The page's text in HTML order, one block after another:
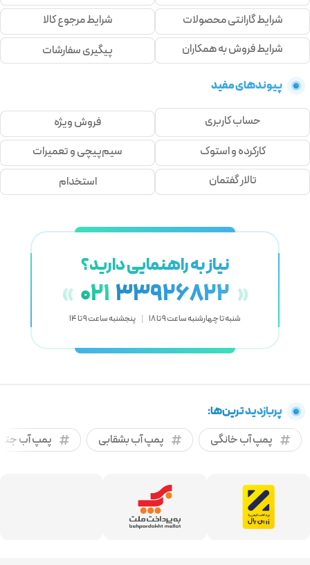
شرایط گارانتی محصولات
شرایط مرجوع کالا
شرایط فروش به همکاران
پیگیری سفارشات
پیوندهای مفید
حساب کاربری
فروش ویژه
کارکرده و استوک
سیم‌پیچی و تعمیرات
تالار گفتمان
استخدام
نیاز به راهنمایی دارید؟
« 021 33926822 »
شنبه تا چهارشنبه ساعت 9 تا 18 | پنجشنبه ساعت 9 تا 14
پربازدید ترین‌ها:
پمپ آب خانگی
پمپ آب بشقابی پمپ آب